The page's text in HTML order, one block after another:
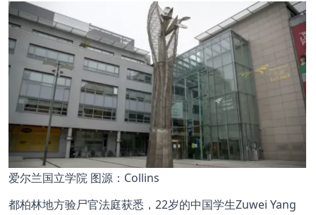
爱尔兰国立学院 图源：Collins
都柏林地方验尸官法庭获悉，22岁的中国学生Zuwei Yang